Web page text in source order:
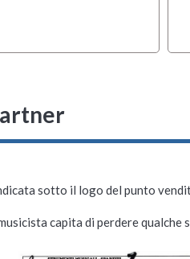
sotto il logo del punto
capita di perdere qualche